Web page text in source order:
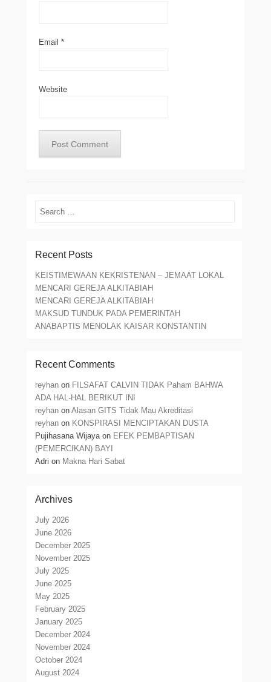
Email *
Website
Search
Recent Posts
KEISTIMEWAAN KEKRISTENAN – JEMAAT LOKAL
MENCARI GEREJA ALKITABIAH
MENCARI GEREJA ALKITABIAH
MAKSUD TUNDUK PADA PEMERINTAH
ANABAPTIS MENOLAK KAISAR KONSTANTIN
Recent Comments
reyhan on FILSAFAT CALVIN TIDAK Paham BAHWA
ADA HAL-HAL BERIKUT INI
reyhan onAlasan GITS Tidak Mau Akreditasi
reyhan on KONSPIRASI MENCIPTAKAN DUSTA
Pujihasana Wijayaon EFEK PEMBAPTISAN
(PEMERCIKAN) BAYI
Adri on Makna Hari Sabat
Archives
July 2026
June 2026
December 2025
November 2025
July 2025
June 2025
May 2025
February 2025
January 2025
December 2024
November 2024
October 2024
August 2024